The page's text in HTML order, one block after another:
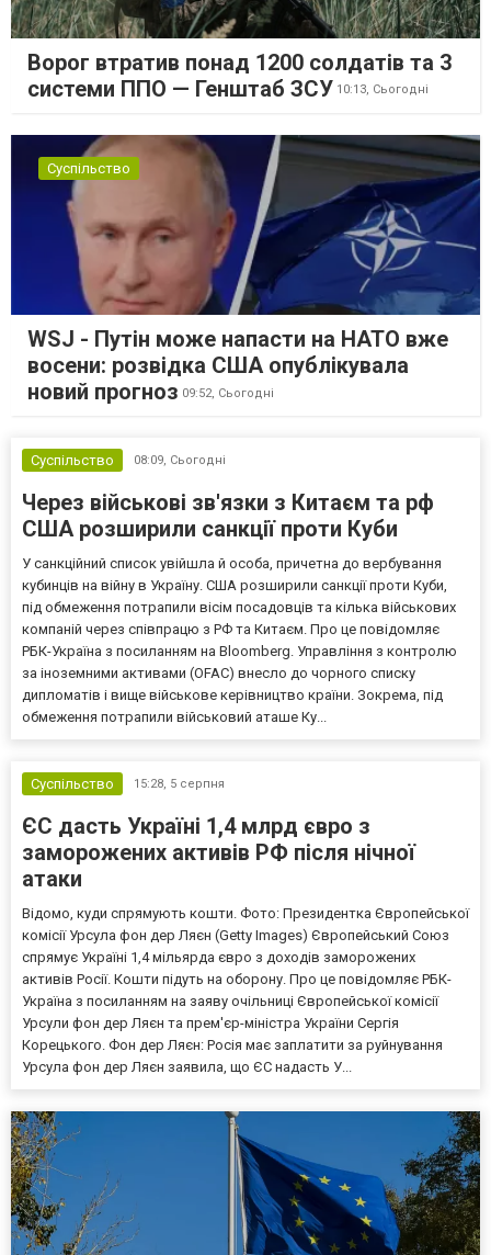
Ворог втратив понад 1200 солдатів та 3
системи ППО — Генштаб ЗСУ 10:13, Сьогодні
Суспільство
WSJ - Путін може напасти на НАТО вже
восени: розвідка США опублікувала
новий прогноз 09:52, Сьогодні
Суспільство 08:09, Сьогодні
Через військові зв'язки з Китаєм та рф
США розширили санкції проти Куби
У санкційний список увійшла й особа, причетна до вербування
кубинців на війну в Україну. США розширили санкції проти Куби,
під обмеження потрапили вісім посадовців та кілька військових
компаній через співпрацю з РФ та Китаєм. Про це повідомляє
РБК-Україна з посиланням на Bloomberg. Управління з контролю
за іноземними активами (OFAC) внесло до чорного списку
дипломатів і вище військове керівництво країни. Зокрема, під
обмеження потрапили військовий аташе Ку...
Суспільство 15:28, 5 серпня
ЄС дасть Україні 1,4 млрд євро з
заморожених активів РФ після нічної
атаки
Відомо, куди спрямують кошти. Фото: Президентка Європейської
комісії Урсула фон дер Ляєн (Getty Images) Європейський Союз
спрямує Україні 1,4 мільярда євро з доходів заморожених
активів Росії. Кошти підуть на оборону. Про це повідомляє РБК-
Україна з посиланням на заяву очільниці Європейської комісії
Урсули фон дер Ляєн та прем'єр-міністра України Сергія
Корецького. Фон дер Ляєн: Росія має заплатити за руйнування
Урсула фон дер Ляєн заявила, що ЄС надасть У...